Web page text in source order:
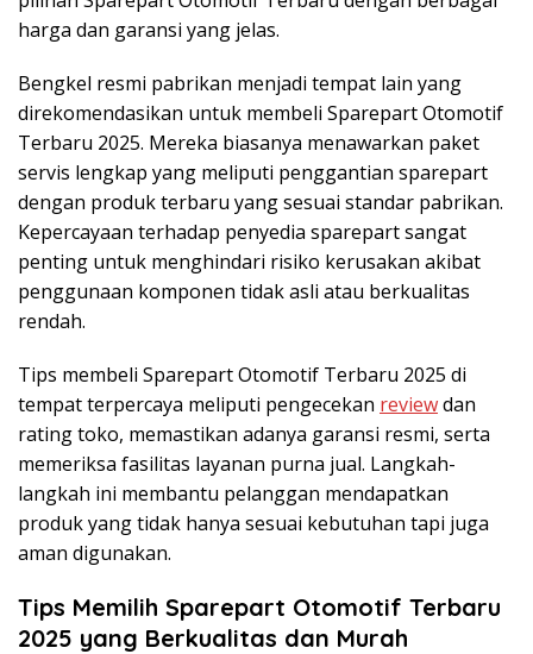
harga dan garansi yang jelas.
Bengkel resmi pabrikan menjadi tempat lain yang
direkomendasikan untuk membeli Sparepart Otomotif
Terbaru 2025. Mereka biasanya menawarkan paket
servis lengkap yang meliputi penggantian sparepart
dengan produk terbaru yang sesuai standar pabrikan.
Kepercayaan terhadap penyedia sparepart sangat
penting untuk menghindari risiko kerusakan akibat
penggunaan komponen tidak asli atau berkualitas
rendah.
Tips membeli Sparepart Otomotif Terbaru 2025 di
tempat terpercaya meliputi pengecekan reviewdan
rating toko, memastikan adanya garansi resmi, serta
memeriksa fasilitas layanan purna jual. Langkah-
langkah ini membantu pelanggan mendapatkan
produk yang tidak hanya sesuai kebutuhan tapi juga
aman digunakan.
Tips Memilih Sparepart Otomotif Terbaru
2025 yang Berkualitas dan Murah